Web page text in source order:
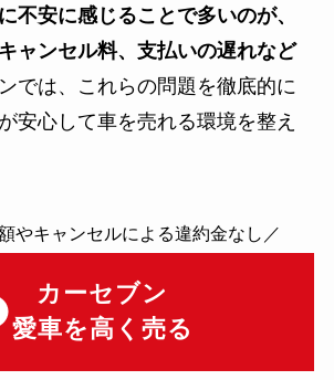
不安に感じることで多いのが、
ャンセル料、支払いの遅れなど
では、これらの問題を徹底的に
安心して車を売れる環境を整え
やキャンセルによる違約金なし／
カーセブン
愛車を高く売る